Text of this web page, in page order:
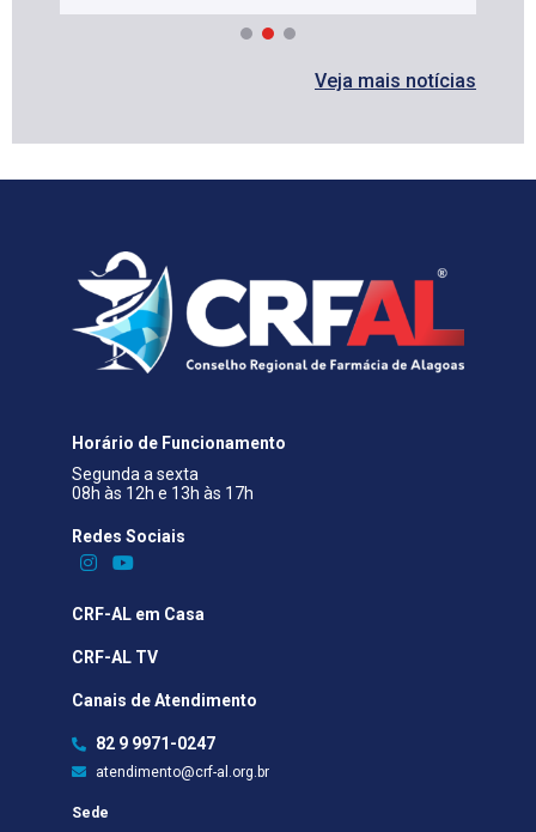
Veja mais notícias
Horário de Funcionamento
Segunda a sexta
08h às 12h e 13h às 17h
Redes Sociais​
CRF-AL em Casa
CRF-AL TV
Canais de Atendimento
82 9 9971-0247
atendimento@crf-al.org.br
Sede